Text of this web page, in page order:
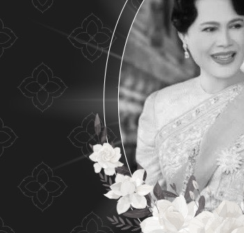
for the purpose of
any settings it
See details
Change display settings
ก-
CC